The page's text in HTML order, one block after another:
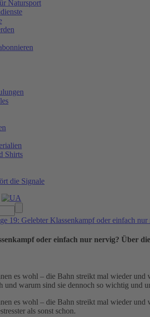
Natursport
Shirts
die Signale
19: Gelebter Klassenkampf oder einfach
oder einfach nur nervig? Über
es wohl – die Bahn streikt mal wieder
und warum sind sie dennoch so wichtig und
es wohl – die Bahn streikt mal wieder
als sonst schon.